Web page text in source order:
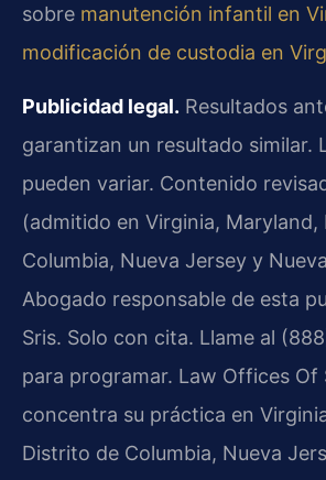
sobre manutención infantil en
modificación de custodia en
Publicidad legal. Resultados
garantizan un resultado similar.
pueden variar. Contenido
(admitido en Virginia,
Columbia, Nueva Jersey y
Abogado responsable de esta
Sris. Solo con cita. Llame al
para programar. Law Offices Of
concentra su práctica en
Distrito de Columbia, Nueva